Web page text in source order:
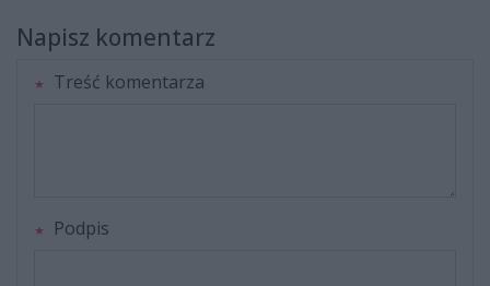
Napisz komentarz
Treść komentarza
Podpis